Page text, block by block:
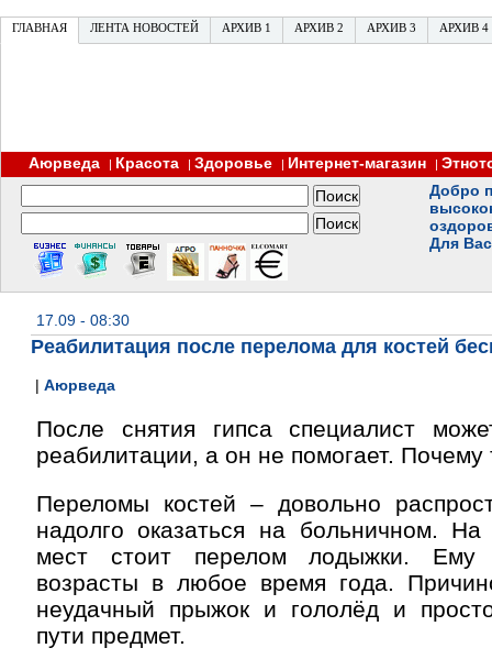
ГЛАВНАЯ ЛЕНТА НОВОСТЕЙ АРХИВ 1 АРХИВ 2 АРХИВ 3 АРХИВ 4
Аюрведа | Красота | Здоровье | Интернет-магазин |
Добро
Для
17.09 - 08:30
Реабилитация после перелома для костей
| Аюрведа
После снятия гипса специалист
реабилитации, а он не помогает. Почему
Переломы костей – довольно
надолго оказаться на больничном.
мест стоит перелом лодыжки. Ему
возрасты в любое время года.
неудачный прыжок и гололёд и
пути предмет.